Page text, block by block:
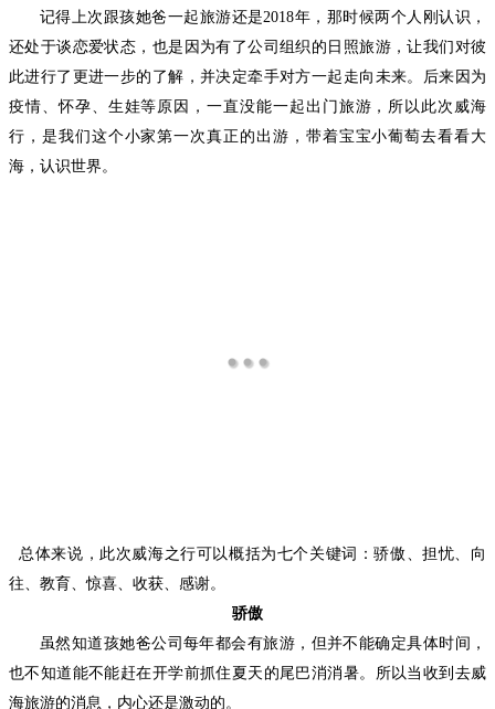
记得上次跟孩她爸一起旅游还是2018年，那时候两个人刚认识，
还处于谈恋爱状态，也是因为有了公司组织的日照旅游，让我们对彼
此进行了更进一步的了解，并决定牵手对方一起走向未来。后来 因为
疫情、怀孕、生娃等原因，一直没能一起出门旅游， 所以 此次威海
行 ， 是我们这个小家第一次真正的出游， 带着宝宝小葡萄去看看大
海，认识世界。
总体来说，此次威海之行可以概括为七个关键词：骄傲、担忧、向
往、教育、惊喜、收获、感谢。
骄傲
虽然知道孩她爸公司每年都会有旅游，但并不能确定具体时间，
也不知道能不能赶在开学前抓住夏天的尾巴消消暑。所以当收到去威
海旅游的消息，内心还是激动的。